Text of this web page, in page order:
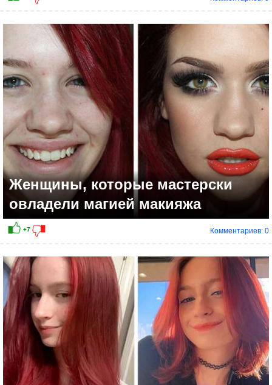
+12
Женщины, которые мастерски
овладели магией макияжа
Комментариев: 0